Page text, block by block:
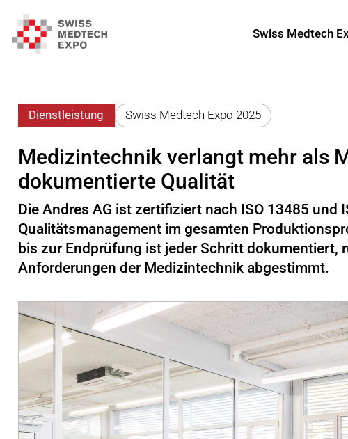
Swiss Medtech
Dienstleistung Swiss Medtech Expo 2025
Medizintechnik verlangt mehr als
dokumentierte Qualität
Die Andres AG ist zertifiziert nach ISO 13485 und
Qualitätsmanagement im gesamten
bis zur Endprüfung ist jeder Schritt dokumentiert,
Anforderungen der Medizintechnik abgestimmt.